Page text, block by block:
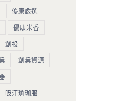
優康嚴選
優康米香
創投
創業資源
吸汗瑜珈服